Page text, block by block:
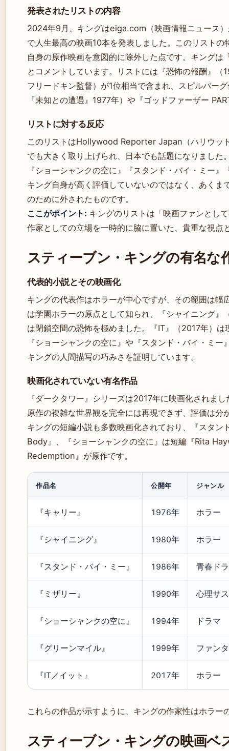
発表されたリストの内容
2024年9月、キングはeiga.com（映画情報ニュース
で人生最高の映画10本を発表しました。このリストの
自身の原作映画を意図的に除外した点です。キングは
とコメントしています。リストには『恐怖の報酬』（
フリードキン監督）が1位相当で含まれ、スピルバー
『未知との遭遇』1977年）や『ゴッドファーザー
リストに対する反応
このリストはHollywood Reporter Japan（ハリウッ
でも大きく取り上げられ、日本でも話題になりました
『ショーシャンクの空に』『スタンド・バイ・ミー』
キング自身が高く評価していないのではなく、あくま
のために外されたものです。
ここがポイント: キングのリストは「映画ファンとし
作家としての立場を一時的に脇に置いた、貴重な視点
スティーブン・キングの有名な
代表的小説とその映画化
キングの代表作はホラーが中心ですが、その範囲は幅
は学園ホラーの原点として知られ、『シャイニング』
は閉鎖空間の恐怖を極めました。『IT』（2017年）
『ショーシャンクの空に』や『スタンド・バイ・ミ
キングの人間描写の巧みさを証明しています。
映画化されていない有名作品
『ダークタワー』シリーズは2017年に映画化されまし
原作の複雑な世界観を完全には再現できず、評価は分
キングの短編小説も多数映画化されており、『スタン
Body』、『ショーシャンクの空に』は短編『Rita
Redemption』が原作です。
作品名 公開年 ジャンル
『キャリー』 1976年 ホラー
『シャイニング』 1980年 ホラー
『スタンド・バイ・ミー』 1986年 青春ド
『ミザリー』 1990年 心理サ
『ショーシャンクの空に』 1994年 ドラマ
『グリーンマイル』 1999年 ファン
『IT／イット』 2017年 ホラー
これらの作品が示すように、キングの作家性はホラー
スティーブン・キングの映画ベ